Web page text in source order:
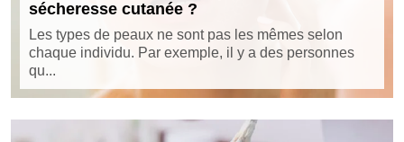
sécheresse cutanée ?
Les types de peaux ne sont pas les mêmes selon
chaque individu. Par exemple, il y a des personnes
qu...